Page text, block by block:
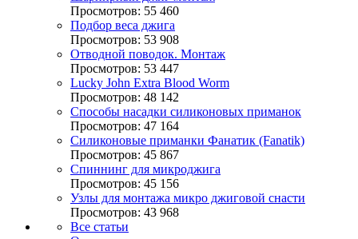
Просмотров: 55 460
Подбор веса джига
Просмотров: 53 908
Отводной поводок. Монтаж
Просмотров: 53 447
Lucky John Extra Blood Worm
Просмотров: 48 142
Способы насадки силиконовых приманок
Просмотров: 47 164
Силиконовые приманки Фанатик (Fanatik)
Просмотров: 45 867
Спиннинг для микроджига
Просмотров: 45 156
Узлы для монтажа микро джиговой снасти
Просмотров: 43 968
Все статьи